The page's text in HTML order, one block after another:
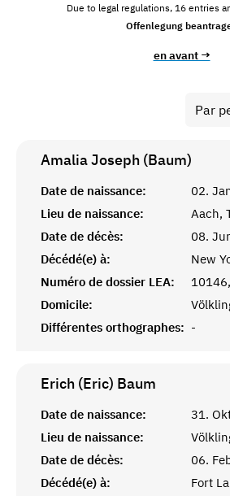
Due to legal regulations, 16 entries
Offenlegung
en avant →
Amalia Joseph (Baum)
Date de naissance:
02.
Lieu de naissance:
Aach,
Date de décès:
08.
Décédé(e) à:
New
Numéro de dossier LEA:
Domicile:
Différentes orthographes: -
Erich (Eric) Baum
Date de naissance:
31.
Lieu de naissance:
Date de décès:
06.
Décédé(e) à:
Fort